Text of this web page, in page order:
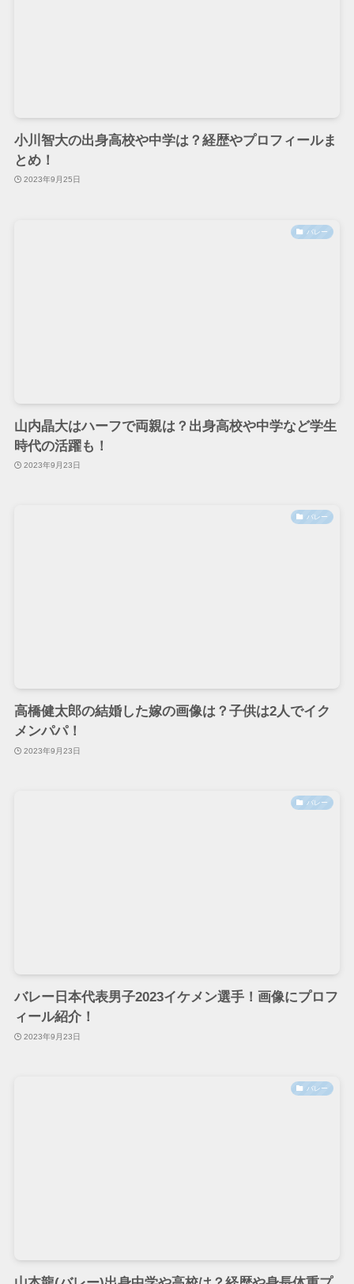
小川智大の出身高校や中学は？経歴やプロフィールま
とめ！
2023年9月25日
バレー
山内晶大はハーフで両親は？出身高校や中学など学生
時代の活躍も！
2023年9月23日
バレー
高橋健太郎の結婚した嫁の画像は？子供は2人でイク
メンパパ！
2023年9月23日
バレー
バレー日本代表男子2023イケメン選手！画像にプロフ
ィール紹介！
2023年9月23日
バレー